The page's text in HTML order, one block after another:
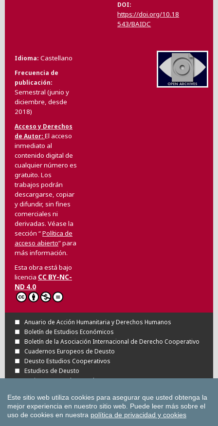
DOI
https://doi.org/10.18
543/BAIDC
Idioma Castellano
Frecuencia de
publicación
Semestral (junio y
diciembre, desde
2018)
Acceso y Derechos
de Autor El acceso
inmediato al
contenido digital de
cualquier número es
gratuito. Los
trabajos podrán
descargarse, copiar
y difundir, sin fines
comerciales ni
derivadas. Véase la
sección “Política de
acceso abierto” para
más información.
Esta obra está bajo
licencia CC BY-NC-
ND 4.0
Anuario de Acción Humanitaria y Derechos Humanos
Boletín de Estudios Económicos
Boletín de la Asociación Internacional de Derecho Cooperativo
Cuadernos Europeos de Deusto
Deusto Estudios Cooperativos
Estudios de Deusto
Revista Deusto de Derechos Humanos
Todas las Revistas Científicas de Deusto en
OJS
Todas las publicaciones de la Universidad
Este sitio web utiliza cookies para asegurar que usted obtenga la
mejor experiencia en nuestro sitio web. Puede leer más sobre el
uso de cookies en nuestra política de privacidad y cookies